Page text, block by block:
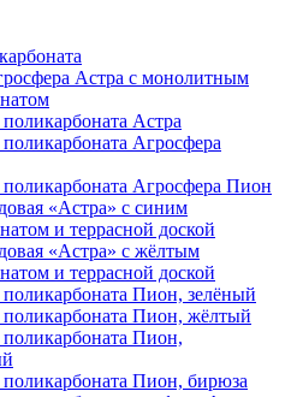
Астра с монолитным
поликарбоната Астра
поликарбоната Агросфера
поликарбоната Агросфера Пион
«Астра» с синим
и террасной доской
«Астра» с жёлтым
и террасной доской
поликарбоната Пион, зелёный
поликарбоната Пион, жёлтый
поликарбоната Пион,
поликарбоната Пион, бирюза